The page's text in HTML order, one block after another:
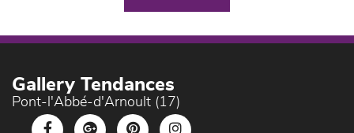
Gallery Tendances
Pont-l'Abbé-d'Arnoult (17)